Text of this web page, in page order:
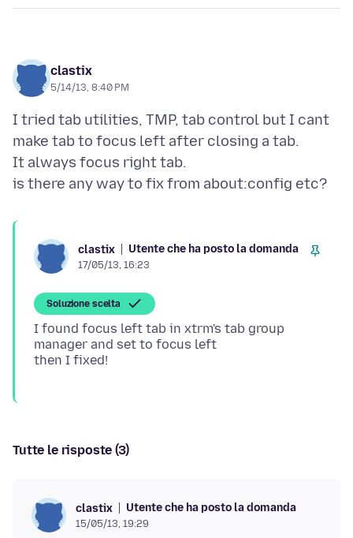
clastix
5/14/13, 8:40 PM
I tried tab utilities, TMP, tab control but I cant
make tab to focus left after closing a tab.
It always focus right tab.
clastix Utente che ha posto la domanda
17/05/13, 16:23
Soluzione scelta
I found focus left tab in xtrm's tab group
manager and set to focus left
Tutte le risposte (3)
clastix Utente che ha posto la domanda
15/05/13, 19:29